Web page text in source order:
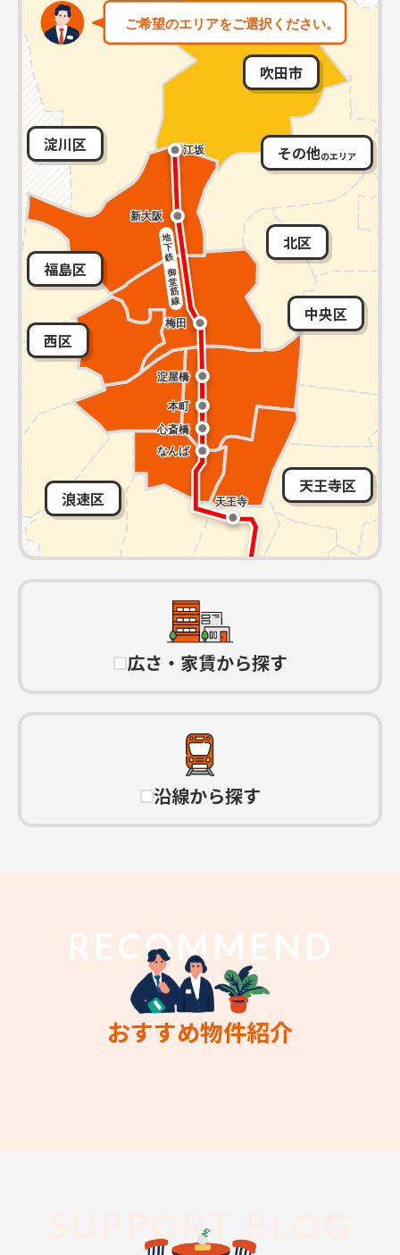
吹田市
その他のエリア
淀川区
北区
福島区
中央区
西区
天王寺区
浪速区
広さ・家賃から探す
沿線から探す
RECOMMEND
おすすめ物件紹介
SUPPORT BLOG